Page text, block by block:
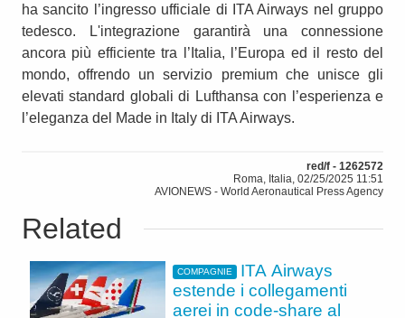
ha sancito l’ingresso ufficiale di ITA Airways nel gruppo
tedesco. L'integrazione garantirà una connessione
ancora più efficiente tra l’Italia, l’Europa ed il resto del
mondo, offrendo un servizio premium che unisce gli
elevati standard globali di Lufthansa con l’esperienza e
l’eleganza del Made in Italy di ITA Airways.
red/f - 1262572
Roma, Italia, 02/25/2025 11:51
AVIONEWS - World Aeronautical Press Agency
Related
COMPAGNIE
ITA Airways
estende i collegamenti
aerei in code-share al